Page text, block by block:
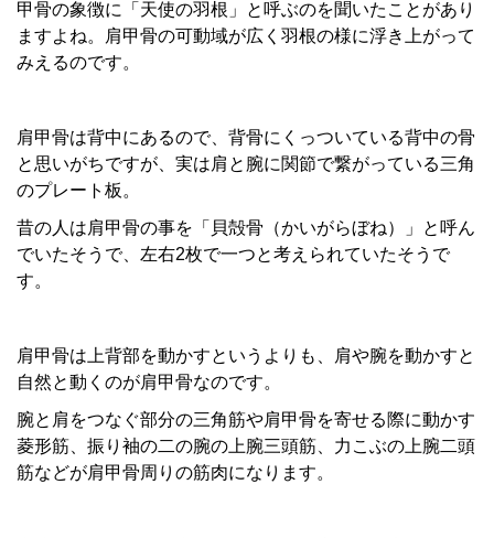
甲骨の象徴に「天使の羽根」と呼ぶのを聞いたことがあり
ますよね。肩甲骨の可動域が広く羽根の様に浮き上がって
みえるのです。
肩甲骨は背中にあるので、背骨にくっついている背中の骨
と思いがちですが、実は肩と腕に関節で繋がっている三角
のプレート板。
昔の人は肩甲骨の事を「貝殻骨（かいがらぼね）」と呼ん
でいたそうで、左右2枚で一つと考えられていたそうで
す。
肩甲骨は上背部を動かすというよりも、肩や腕を動かすと
自然と動くのが肩甲骨なのです。
腕と肩をつなぐ部分の三角筋や肩甲骨を寄せる際に動かす
菱形筋、振り袖の二の腕の上腕三頭筋、力こぶの上腕二頭
筋などが肩甲骨周りの筋肉になります。